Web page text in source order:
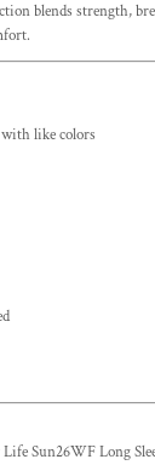
blends strength,
like colors
Sun26WF Long